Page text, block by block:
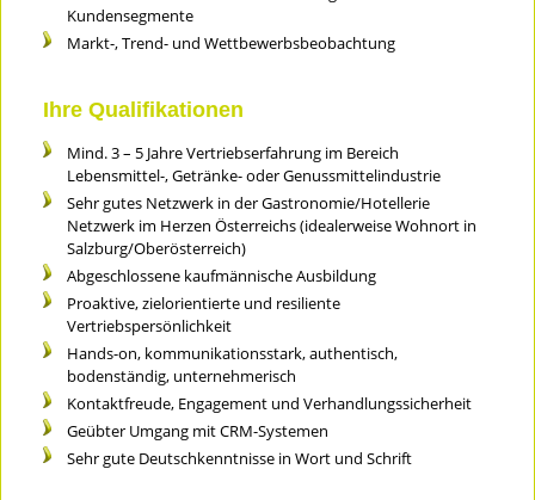
Kundensegmente
Markt-, Trend- und Wettbewerbsbeobachtung
Ihre Qualifikationen
Mind. 3 – 5 Jahre Vertriebserfahrung im Bereich
Lebensmittel-, Getränke- oder Genussmittelindustrie
Sehr gutes Netzwerk in der Gastronomie/Hotellerie
Netzwerk im Herzen Österreichs (idealerweise Wohnort in
Salzburg/Oberösterreich)
Abgeschlossene kaufmännische Ausbildung
Proaktive, zielorientierte und resiliente
Vertriebspersönlichkeit
Hands-on, kommunikationsstark, authentisch,
bodenständig, unternehmerisch
Kontaktfreude, Engagement und Verhandlungssicherheit
Geübter Umgang mit CRM-Systemen
Sehr gute Deutschkenntnisse in Wort und Schrift